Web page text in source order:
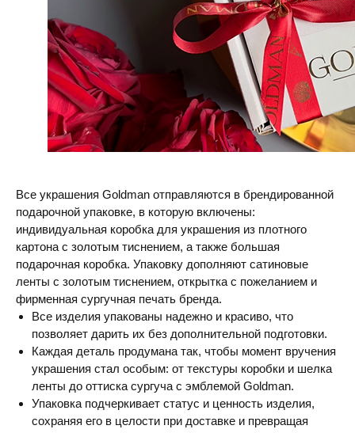
Все украшения Goldman отправляются в брендированной
подарочной упаковке, в которую включены:
индивидуальная коробка для украшения из плотного
картона с золотым тиснением, а также большая
подарочная коробка. Упаковку дополняют сатиновые
ленты с золотым тиснением, открытка с пожеланием и
фирменная сургучная печать бренда.
Все изделия упакованы надежно и красиво, что
позволяет дарить их без дополнительной подготовки.
Каждая деталь продумана так, чтобы момент вручения
украшения стал особым: от текстуры коробки и шелка
ленты до оттиска сургуча с эмблемой Goldman.
Упаковка подчеркивает статус и ценность изделия,
сохраняя его в целости при доставке и превращая